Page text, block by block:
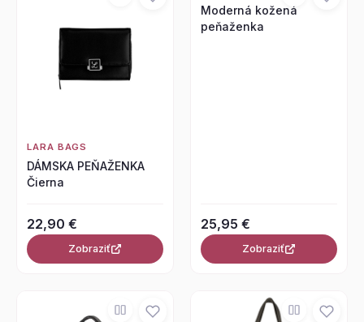
LARA BAGS
DÁMSKA PEŇAŽENKA
Čierna
22,90 €
Zobraziť
Moderná kožená
peňaženka
25,95 €
Zobraziť